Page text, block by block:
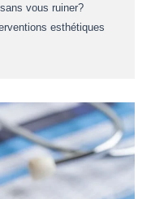
vous ruiner?
esthétiques